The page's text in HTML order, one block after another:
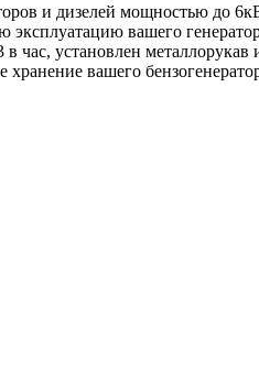
и дизелей мощностью до
вашего
час, установлен
вашего